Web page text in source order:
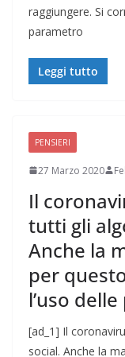
raggiungere. Si
parametro
Leggi tutto
PENSIERI
27 Marzo 2020
Il
tutti gli
Anche la
per
l’uso
[ad_1] Il
social. Anche la